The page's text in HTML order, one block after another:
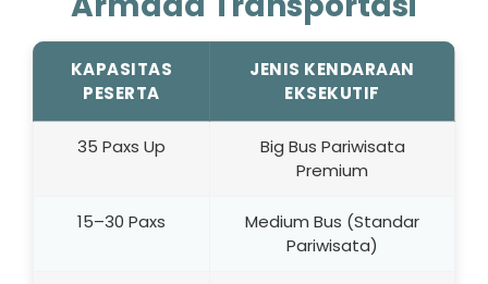
KAPASITAS
PESERTA
JENIS KENDARAAN
EKSEKUTIF
35 Paxs Up
Big Bus Pariwisata
Premium
15–30 Paxs
Medium Bus (Standar
Pariwisata)